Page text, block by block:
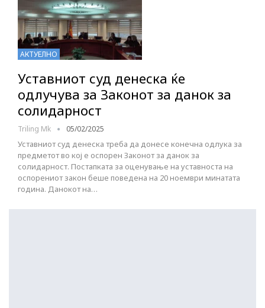
АКТУЕЛНО
Уставниот суд денеска ќе
одлучува за Законот за данок за
солидарност
Triling Mk 05/02/2025
Уставниот суд денеска треба да донесе конечна одлука за
предметот во кој е оспорен Законот за данок за
солидарност. Постапката за оценување на уставноста на
оспорениот закон беше поведена на 20 ноември минатата
година. Данокот на…